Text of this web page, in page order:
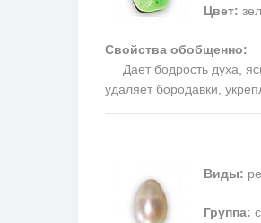
Цвет:
Свойства обобщенно:
Дает бодрость духа,
удаляет бородавки,
Виды:
Группа: